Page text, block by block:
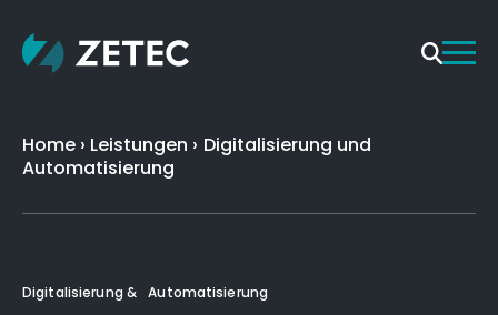
Home › Leistungen › Digitalisierung und
Automatisierung
Digitalisierung & Automatisierung